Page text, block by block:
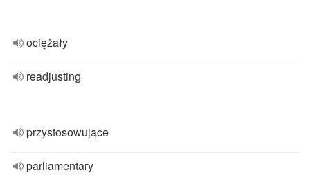
ociężały
readjusting
przystosowujące
parliamentary